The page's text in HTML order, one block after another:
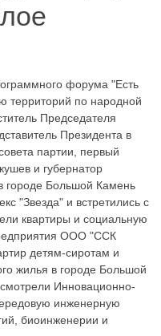
форума "Есть
территорий по народной
Председателя
Президента в
партии, первый
и губернатор
городе Большой Камень
"Звезда" и встретились с
квартиры и социальную
ООО "ССК
детям-сиротам и
жилья в городе Большой
Инновационно-
инженерную
биоинженерии и